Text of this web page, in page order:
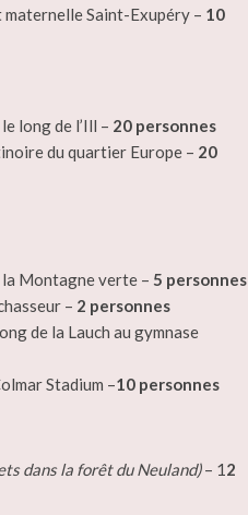
Saint-Exupéry – 10
long de l’Ill – 20 personnes
du quartier Europe – 20
Montagne verte – 5 personnes
– 2 personnes
de la Lauch au gymnase
Stadium –10 personnes
dans la forêt du Neuland)– 12